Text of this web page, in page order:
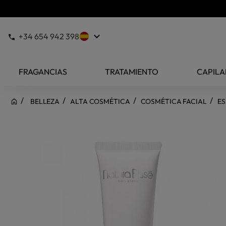
+34 654 942 398 keyboard_arrow_down
FRAGANCIAS TRATAMIENTO
BELLEZA ALTA COSMÉTICA COSMÉTICA FACIAL